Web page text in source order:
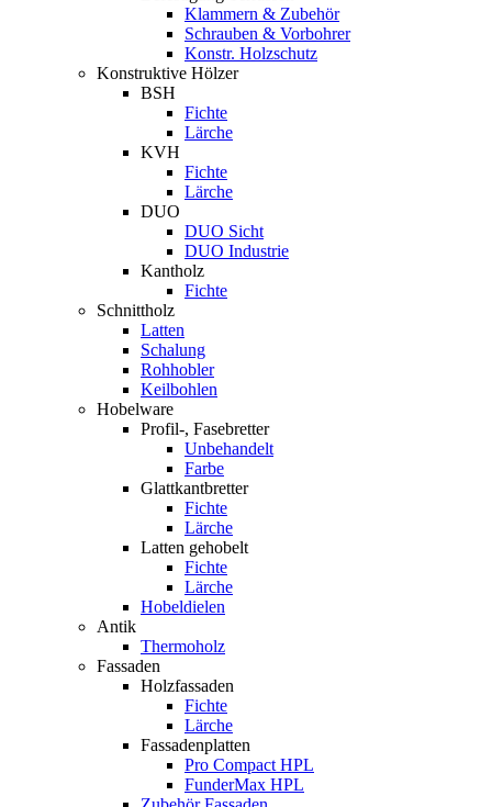
Klammern & Zubehör
Schrauben & Vorbohrer
Konstr. Holzschutz
Konstruktive Hölzer
BSH
Fichte
Lärche
KVH
Fichte
Lärche
DUO
DUO Sicht
DUO Industrie
Kantholz
Fichte
Schnittholz
Latten
Schalung
Rohhobler
Keilbohlen
Hobelware
Profil-, Fasebretter
Unbehandelt
Farbe
Glattkantbretter
Fichte
Lärche
Latten gehobelt
Fichte
Lärche
Hobeldielen
Antik
Thermoholz
Fassaden
Holzfassaden
Fichte
Lärche
Fassadenplatten
Pro Compact HPL
FunderMax HPL